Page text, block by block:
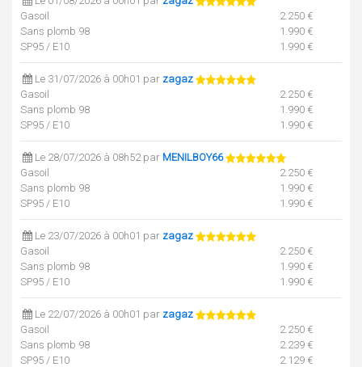
Gasoil
2.250 €
Sans plomb 98
1.990 €
SP95 / E10
1.990 €
Le 31/07/2026 à 00h01 par zagaz
Gasoil
2.250 €
Sans plomb 98
1.990 €
SP95 / E10
1.990 €
Le 28/07/2026 à 08h52 par MENILBOY66
Gasoil
2.250 €
Sans plomb 98
1.990 €
SP95 / E10
1.990 €
Le 23/07/2026 à 00h01 par zagaz
Gasoil
2.250 €
Sans plomb 98
1.990 €
SP95 / E10
1.990 €
Le 22/07/2026 à 00h01 par zagaz
Gasoil
2.250 €
Sans plomb 98
2.239 €
SP95 / E10
2.129 €